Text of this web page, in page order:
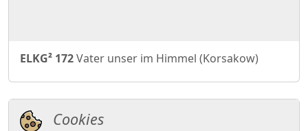
ELKG² 172Vater unser im Himmel (Korsakow)